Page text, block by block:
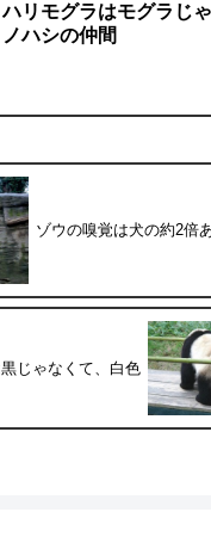
ハリモグラはモグラじ
ノハシの仲間
ゾウの嗅覚は犬の約2倍
じゃなくて、白色